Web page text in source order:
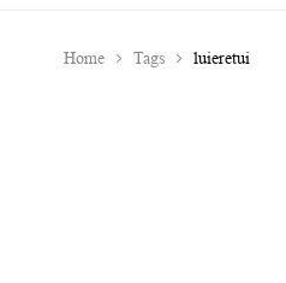
Home Tags luieretui